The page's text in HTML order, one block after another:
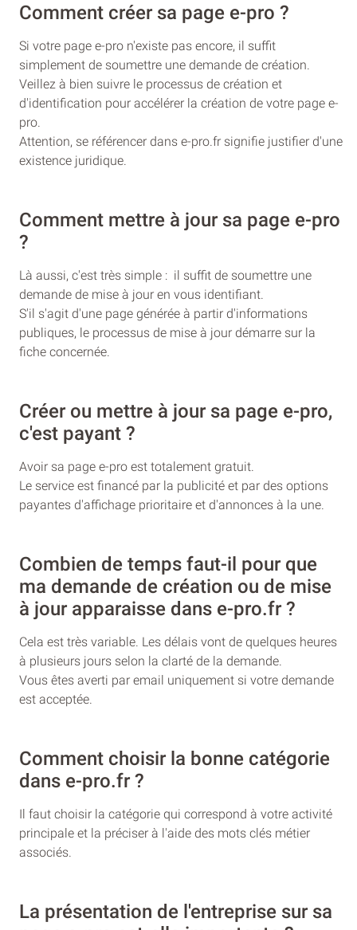
Comment créer sa page e-pro ?
Si votre page e-pro n'existe pas encore, il suffit
simplement de soumettre une demande de création.
Veillez à bien suivre le processus de création et
d'identification pour accélérer la création de votre page e-
pro.
Attention, se référencer dans e-pro.fr signifie justifier d'une
existence juridique.
Comment mettre à jour sa page e-pro
?
Là aussi, c'est très simple : il suffit de soumettre une
demande de mise à jour en vous identifiant.
S'il s'agit d'une page générée à partir d'informations
publiques, le processus de mise à jour démarre sur la
fiche concernée.
Créer ou mettre à jour sa page e-pro,
c'est payant ?
Avoir sa page e-pro est totalement gratuit.
Le service est financé par la publicité et par des options
payantes d'affichage prioritaire et d'annonces à la une.
Combien de temps faut-il pour que
ma demande de création ou de mise
à jour apparaisse dans e-pro.fr ?
Cela est très variable. Les délais vont de quelques heures
à plusieurs jours selon la clarté de la demande.
Vous êtes averti par email uniquement si votre demande
est acceptée.
Comment choisir la bonne catégorie
dans e-pro.fr ?
Il faut choisir la catégorie qui correspond à votre activité
principale et la préciser à l'aide des mots clés métier
associés.
La présentation de l'entreprise sur sa